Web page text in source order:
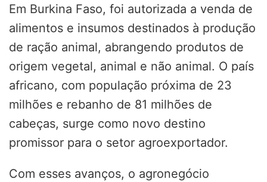
Em Burkina Faso, foi autorizada a venda de
alimentos e insumos destinados à produção
de ração animal, abrangendo produtos de
origem vegetal, animal e não animal. O país
africano, com população próxima de 23
milhões e rebanho de 81 milhões de
cabeças, surge como novo destino
promissor para o setor agroexportador.
Com esses avanços, o agronegócio